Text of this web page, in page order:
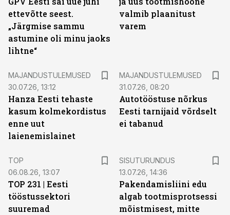
ettevõtte seest.
„Järgmise sammu
astumine oli minu jaoks
lihtne“
valmib plaanitust
varem
MAJANDUSTULEMUSED
30.07.26, 13:12
Hanza Eesti tehaste
kasum kolmekordistus
enne uut
laienemislainet
MAJANDUSTULEMUSED
31.07.26, 08:20
Autotööstuse nõrkus
Eesti tarnijaid võrdselt
ei tabanud
TOP
06.08.26, 13:07
TOP 231 | Eesti
tööstussektori
suuremad
SISUTURUNDUS
13.07.26, 14:36
Pakendamisliini edu
algab tootmisprotsessi
mõistmisest, mitte